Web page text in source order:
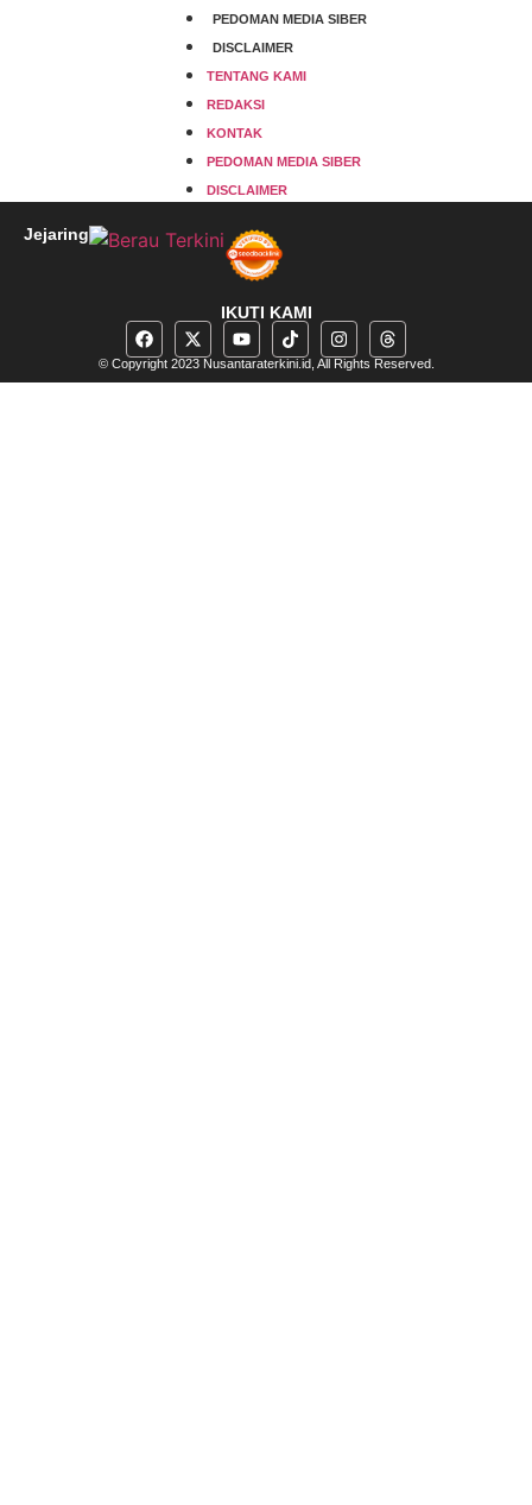
PEDOMAN MEDIA SIBER
DISCLAIMER
TENTANG KAMI
REDAKSI
KONTAK
PEDOMAN MEDIA SIBER
DISCLAIMER
Jejaring
IKUTI KAMI
© Copyright 2023 Nusantaraterkini.id, All Rights Reserved.